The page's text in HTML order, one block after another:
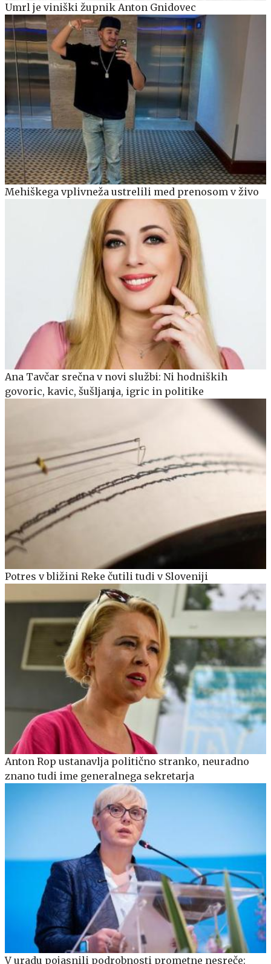
Umrl je viniški župnik Anton Gnidovec
Mehiškega vplivneža ustrelili med prenosom v živo
Ana Tavčar srečna v novi službi: Ni hodniških
govoric, kavic, šušljanja, igric in politike
Potres v bližini Reke čutili tudi v Sloveniji
Anton Rop ustanavlja politično stranko, neuradno
znano tudi ime generalnega sekretarja
V uradu pojasnili podrobnosti prometne nesreče: